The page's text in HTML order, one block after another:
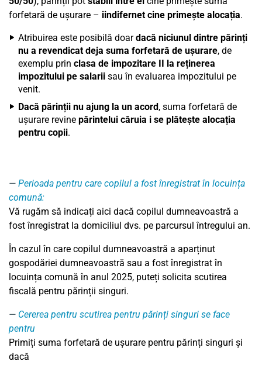
forfetară de ușurare – iindifernet cine primește alocația.
Atribuirea este posibilă doardacă niciunul dintre părinți
nu a revendicat deja suma forfetară de ușurare, de
exemplu prin clasa de impozitare II la reținerea
impozitului pe salarii sau în evaluarea impozitului pe
venit.
Dacă părinții nu ajung la un acord, suma forfetară de
ușurare revine părintelui căruia i se plătește alocația
pentru copii.
Perioada pentru care copilul a fost înregistrat în locuința
comună:
Vă rugăm să indicați aici dacă copilul dumneavoastră a
fost înregistrat la domiciliul dvs. pe parcursul întregului an.
În cazul în care copilul dumneavoastră a aparținut
gospodăriei dumneavoastră sau a fost înregistrat în
locuința comună în anul 2025, puteți solicita scutirea
fiscală pentru părinții singuri.
Cererea pentru scutirea pentru părinți singuri se face
pentru
Primiți suma forfetară de ușurare pentru părinți singuri și
dacă